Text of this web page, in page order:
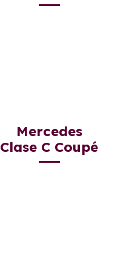
Mercedes
Clase C Coupé